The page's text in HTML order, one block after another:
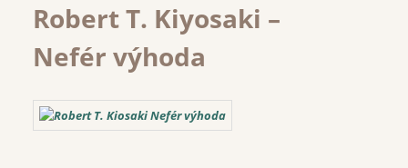
Robert T. Kiyosaki –
Nefér výhoda